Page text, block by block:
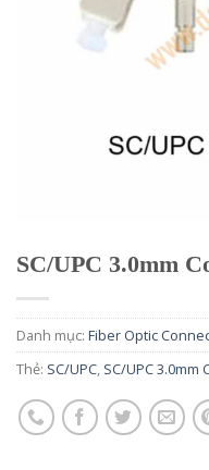
SC/UPC 3.0mm
Danh mục: Fiber Optic
Thẻ: SC/UPC, SC/UPC 3.0mm